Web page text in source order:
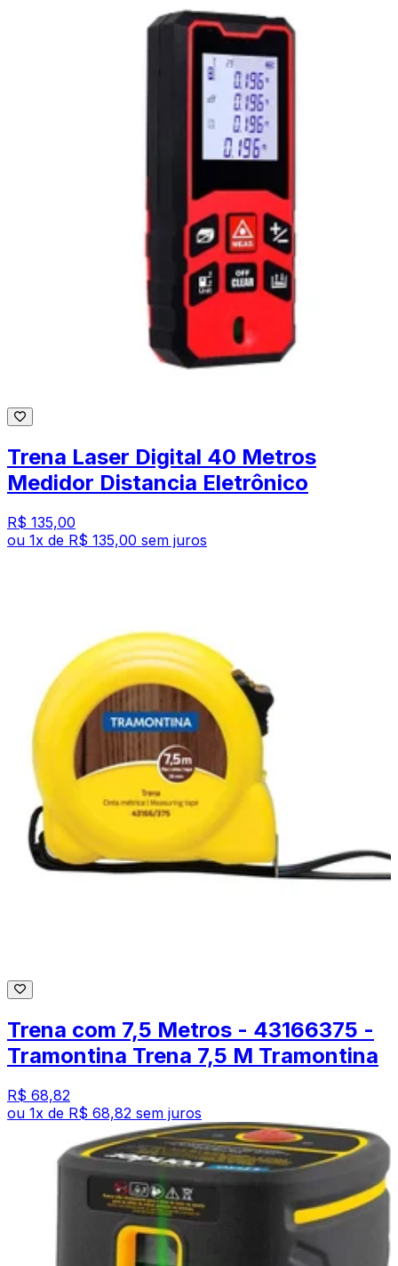
Trena Laser Digital 40 Metros
Medidor Distancia Eletrônico
R$ 135,00
ou 1x de R$ 135,00 sem juros
Trena com 7,5 Metros - 43166375 -
Tramontina Trena 7,5 M Tramontina
R$ 68,82
ou 1x de R$ 68,82 sem juros